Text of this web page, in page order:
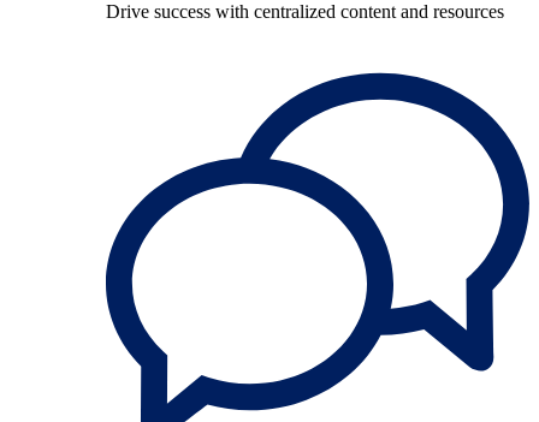
Drive success with centralized content and resources